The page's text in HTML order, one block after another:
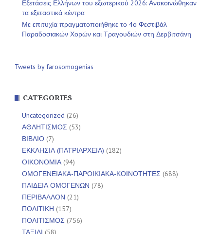
Εξετάσεις Ελλήνων του εξωτερικού 2026: Ανακοινώθηκαν
τα εξεταστικά κέντρα
Με επιτυχία πραγματοποιήθηκε το 4ο Φεστιβάλ
Παραδοσιακών Χορών και Τραγουδιών στη Δερβιτσάνη
Tweets by farosomogenias
CATEGORIES
Uncategorized (26)
ΑΘΛΗΤΙΣΜΟΣ (53)
ΒΙΒΛΙΟ (7)
ΕΚΚΛΗΣΙΑ (ΠΑΤΡΙΑΡΧΕΙΑ) (182)
ΟΙΚΟΝΟΜΙΑ(94)
ΟΜΟΓΕΝΕΙΑΚΑ-ΠΑΡΟΙΚΙΑΚΑ-ΚΟΙΝΟΤΗΤΕΣ (688)
ΠΑΙΔΕΙΑ ΟΜΟΓΕΝΩΝ (78)
ΠΕΡΙΒΑΛΛΟΝ (21)
ΠΟΛΙΤΙΚΗ (157)
ΠΟΛΙΤΙΣΜΟΣ (756)
ΤΑΞΙΔΙ (58)